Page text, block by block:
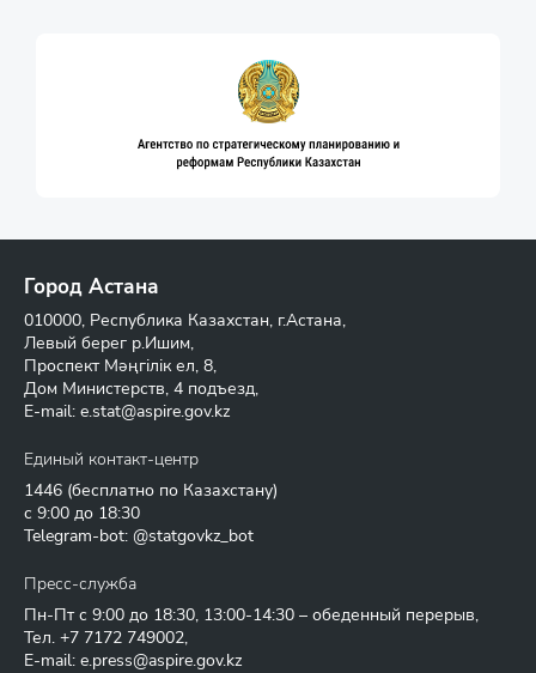
Город Астана
010000, Республика Казахстан, г.Астана,
Левый берег р.Ишим,
Проспект Мәңгілік ел, 8,
Дом Министерств, 4 подъезд,
E-mail: e.stat@aspire.gov.kz
Единый контакт-центр
1446 (бесплатно по Казахстану)
с 9:00 до 18:30
Telegram-bot: @statgovkz_bot
Пресс-служба
Пн-Пт с 9:00 до 18:30, 13:00-14:30 – обеденный перерыв,
Тел. +7 7172 749002,
E-mail: e.press@aspire.gov.kz